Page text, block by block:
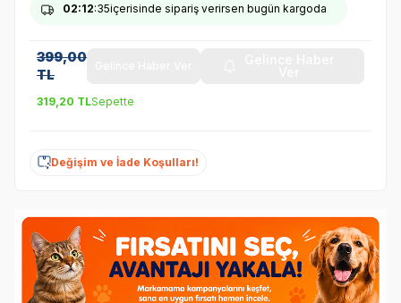
02:12:34içerisinde sipariş verirsen bugün kargoda
399,00
TL
319,20 TLSepette
Değişim ve İade Koşulları!